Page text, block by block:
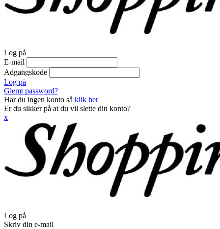
Log på
E-mail
Adgangskode
Log på
Glemt password?
Har du ingen konto så klik her
Er du sikker på at du vil slette din konto?
x
Log på
Skriv din e-mail